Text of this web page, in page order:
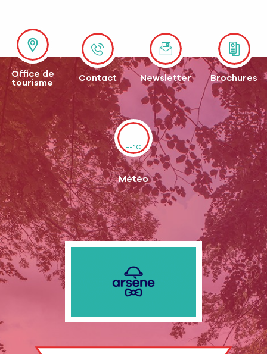
Office de
tourisme
Contact Newsletter Brochures
--°C
Météo